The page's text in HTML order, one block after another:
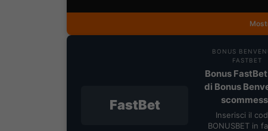
FastBet
BONUS
FASTBET
Bonus
di Bonus
Inserisci il
BONUSBET in